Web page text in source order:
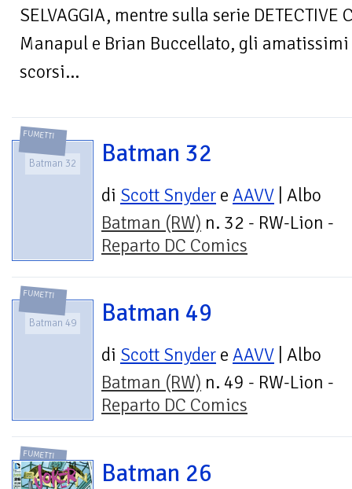
SELVAGGIA, mentre sulla serie
Manapul e Brian Buccellato, gli
scorsi...
FUMETTI
Batman 32 Batman 32
di Scott Snyder e AAVV | Albo
Batman (RW) n. 32 - RW-Lion -
Reparto DC Comics
FUMETTI
Batman 49 Batman 49
di Scott Snyder e AAVV | Albo
Batman (RW) n. 49 - RW-Lion -
Reparto DC Comics
FUMETTI
Batman 26